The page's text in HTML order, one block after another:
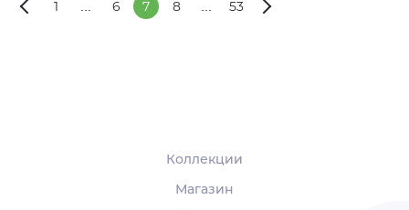
1 ... 6 7 8 ... 53
Коллекции
Магазин